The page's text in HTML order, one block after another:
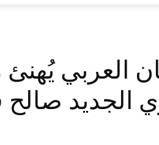
العربي